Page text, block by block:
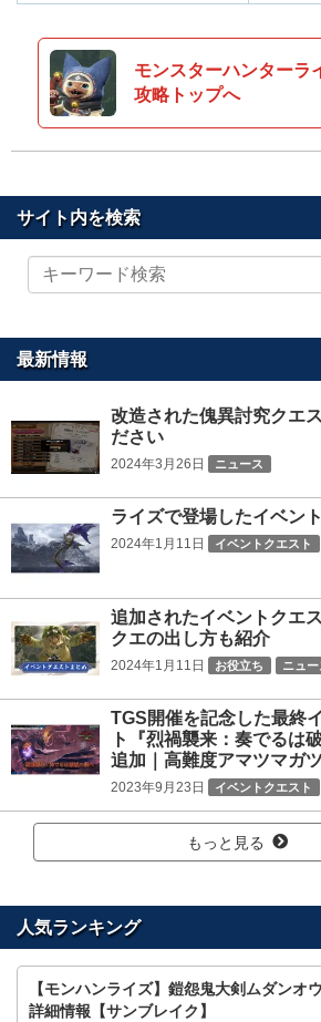
モンスターハンターラ
攻略トップへ
サイト内を検索
イ
を
最新情報
改造された傀異討究クエ
ださい
2024年3月26日 ニュース
ライズで登場したイベン
2024年1月11日 イベントクエスト
追加されたイベントクエ
クエの出し方も紹介
2024年1月11日 お役立ち ニュー
TGS開催を記念した最終
ト『烈禍襲来：奏でるは
追加｜高難度アマツマガ
2023年9月23日 イベントクエスト
ニュース
もっと見る
人気ランキング
【モンハンライズ】鎧怨鬼大剣ムダンオ
詳細情報【サンブレイク】